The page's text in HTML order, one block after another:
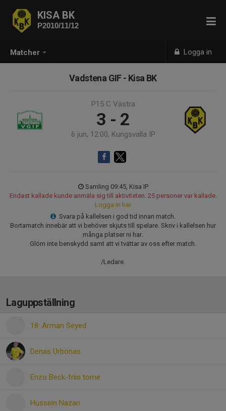
Matcher Logga in
KISA BK
P2010/11/12
Vadstena GIF - Kisa BK
P15 C Västra
3 - 2
6 jun, 12:00, Kungsvalla IP
Samling 09:45, Kisa IP
Endast kallade kunde anmäla sig till aktiviteten. 25 personer var kallade.
Logga in här
Svara på kallelsen i god tid innan match.
Bortamatch innebär att vi behöver skjuts till spelare. Skriv i kallelsen hur
många platser ni har.
Glöm inte benskydd samt att vi tvättar av oss efter match.
/Ledare.
Laguppställning
18. Arman Seyed
Denas Urbonas
Enzo Beck-friis tome
Hussein Nazari